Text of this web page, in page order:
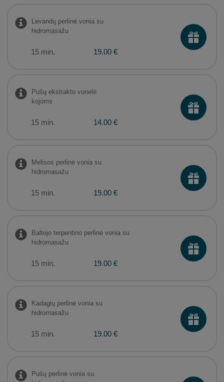
Levandų perlinė vonia su
hidromasažu
15 min. 19.00 €
Pušų ekstrakto vonelė
kojoms
15 min. 14.00 €
Melisos perlinė vonia su
hidromasažu
15 min. 19.00 €
Baltojo terpentino perlinė vonia su
hidromasažu
15 min. 19.00 €
Kadagių perlinė vonia su
hidromasažu
15 min. 19.00 €
Pušų perlinė vonia su